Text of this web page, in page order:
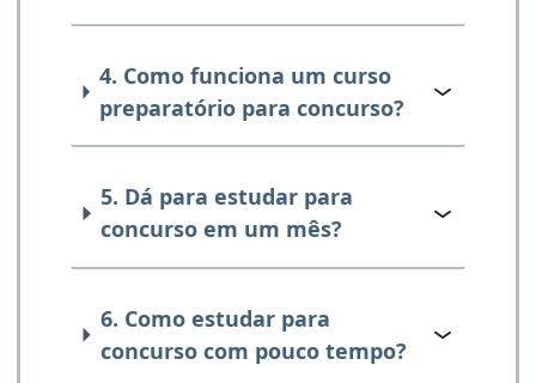
4. Como funciona um curso
preparatório para concurso?
5. Dá para estudar para
concurso em um mês?
6. Como estudar para
concurso com pouco tempo?